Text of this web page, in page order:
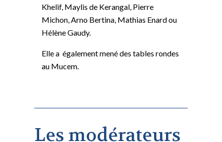
Khelif, Maylis de Kerangal, Pierre
Michon, Arno Bertina, Mathias Enard ou
Hélène Gaudy.
Elle a également mené des tables rondes
au Mucem.
Les modérateurs